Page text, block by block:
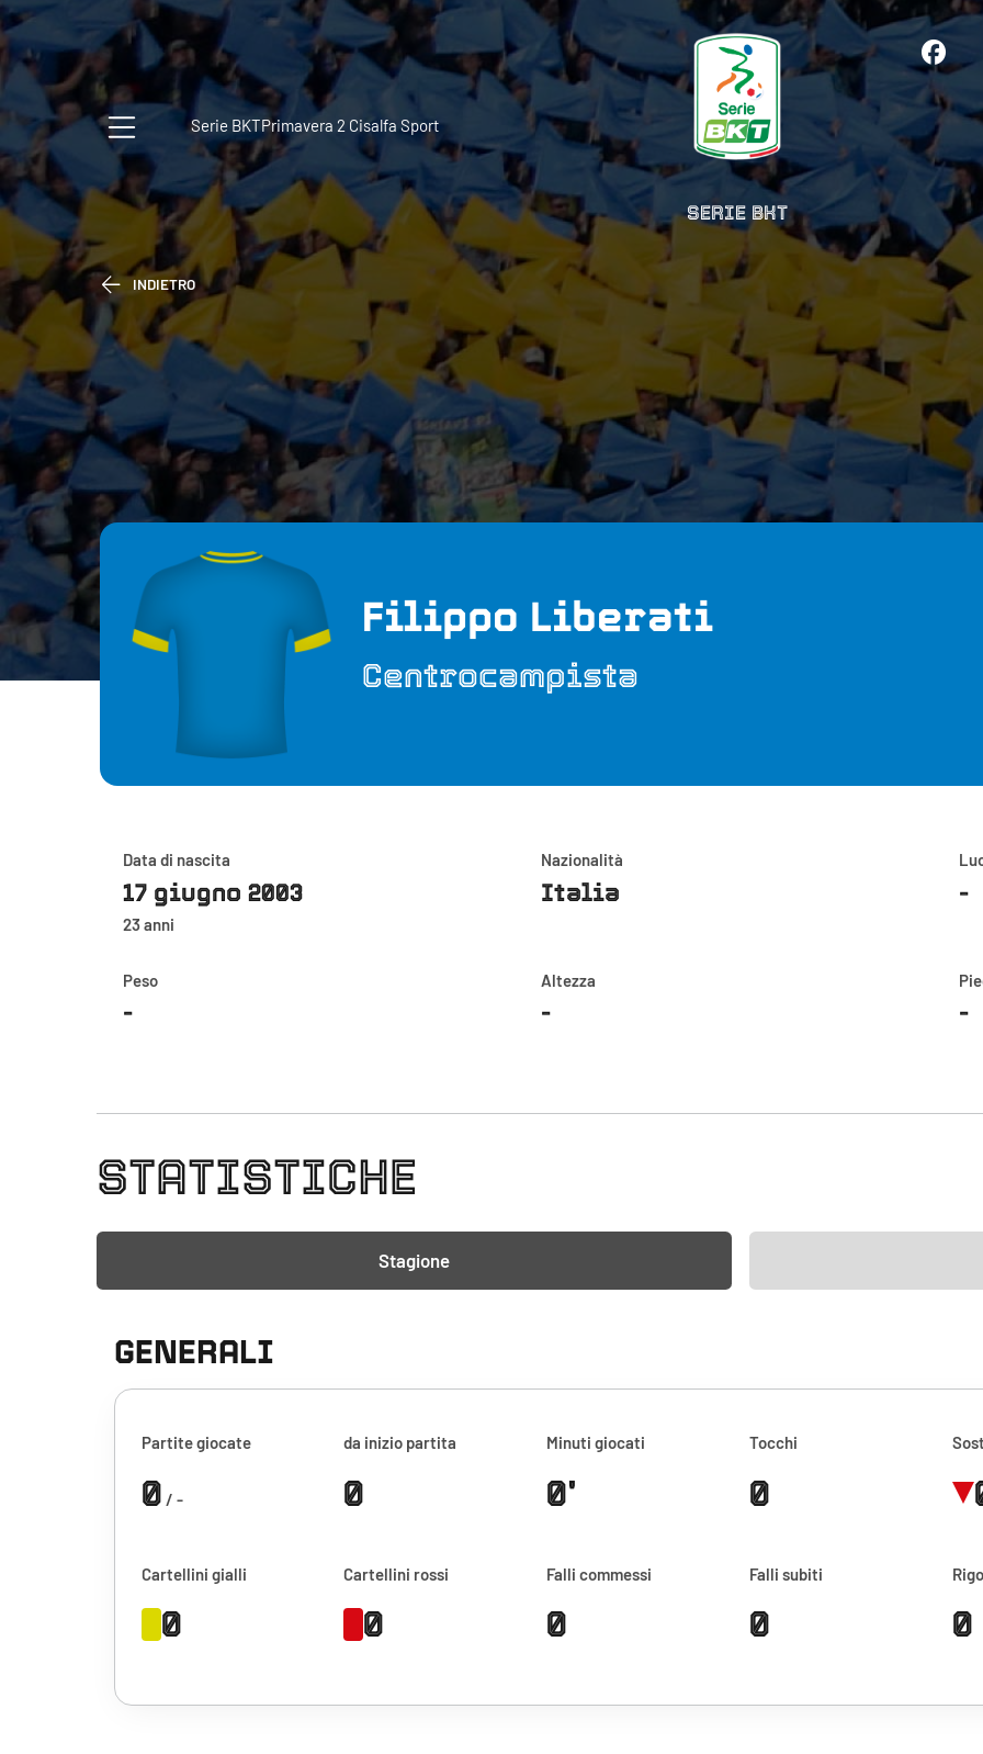
SERIE BKT
Serie BKTPrimavera 2 Cisalfa Sport
INDIETRO
Filippo Liberati
Centrocampista
Data di nascita
17 giugno 2003
23 anni
Nazionalità
Italia -
Peso
-
Altezza
- -
STATISTICHE
Stagione
GENERALI
Partite giocate
0 / -
da inizio partita
0
Minuti giocati
0'
Tocchi
0
Cartellini gialli
0
Cartellini rossi
0
Falli commessi
0
Falli subiti
0 0